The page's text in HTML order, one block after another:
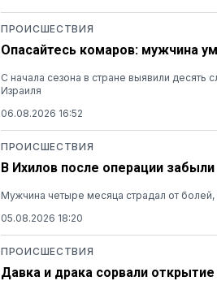
ПРОИСШЕСТВИЯ
Опасайтесь комаров: мужчина
С начала сезона в стране выявили десять
Израиля
06.08.2026 16:52
ПРОИСШЕСТВИЯ
В Ихилов после операции
Мужчина четыре месяца страдал от
05.08.2026 18:20
ПРОИСШЕСТВИЯ
Давка и драка сорвали